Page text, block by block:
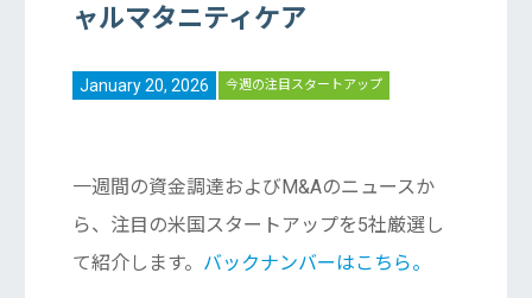
ャルマタニティケア
January 20, 2026 今週の注目スタートアップ
一週間の資金調達およびM&Aのニュースか
ら、注目の米国スタートアップを5社厳選し
て紹介します。 バックナンバーはこちら。